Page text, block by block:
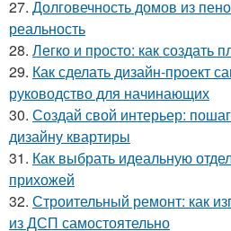
27. Долговечность домов из
реальность
28. Легко и просто: как создать
29. Как сделать дизайн-проект
руководство для начинающих
30. Создай свой интерьер:
дизайну квартиры
31. Как выбрать идеальную
прихожей
32. Строительный ремонт: как
из ДСП самостоятельно